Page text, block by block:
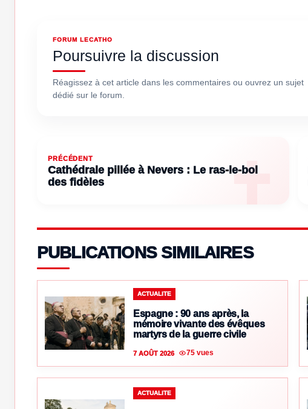
FORUM LECATHO
Poursuivre la discussion
Réagissez à cet article dans les commentaires ou ouvrez un sujet
dédié sur le forum.
PRÉCÉDENT
Cathédrale pillée à Nevers : Le ras-le-bol
des fidèles
PUBLICATIONS SIMILAIRES
ACTUALITE
Espagne : 90 ans après, la
mémoire vivante des évêques
martyrs de la guerre civile
7 AOÛT 2026 75 vues
ACTUALITE